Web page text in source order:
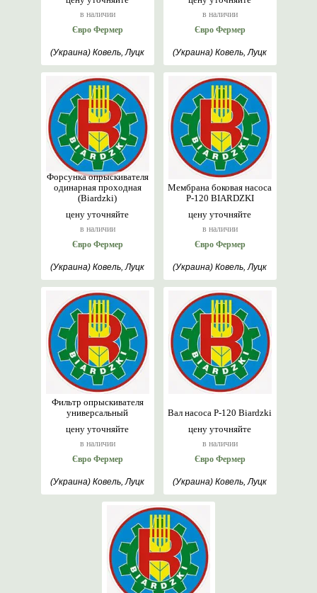
в наличии
Євро Фермер
(Украина) Ковель, Луцк
в наличии
Євро Фермер
(Украина) Ковель, Луцк
цену уточняйте
в наличии
Форсунка опрыскивателя
одинарная проходная
(Biardzki)
Євро Фермер
(Украина) Ковель, Луцк
цену уточняйте
в наличии
Мембрана боковая насоса
Р-120 BIARDZKI
Євро Фермер
(Украина) Ковель, Луцк
цену уточняйте
в наличии
Фильтр опрыскивателя
универсальный
Євро Фермер
(Украина) Ковель, Луцк
цену уточняйте
в наличии
Вал насоса Р-120 Biardzki
Євро Фермер
(Украина) Ковель, Луцк